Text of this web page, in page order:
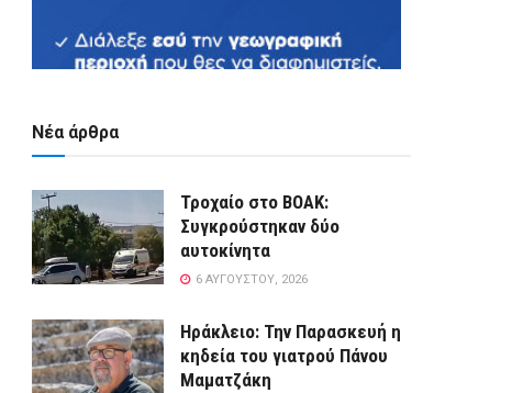
Νέα άρθρα
Τροχαίο στο ΒΟΑΚ:
Συγκρούστηκαν δύο
αυτοκίνητα
6 ΑΥΓΟΎΣΤΟΥ, 2026
Ηράκλειο: Την Παρασκευή η
κηδεία του γιατρού Πάνου
Μαματζάκη